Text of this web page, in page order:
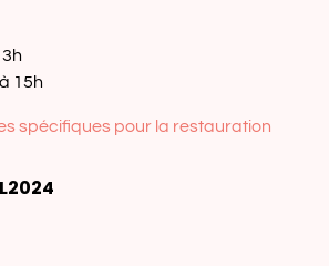
15h
spécifiques pour la restauration